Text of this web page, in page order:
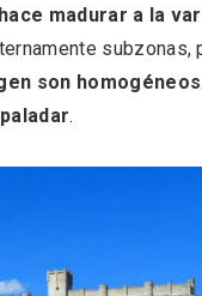
madurar a la
subzonas,
son homogéneos
.
de